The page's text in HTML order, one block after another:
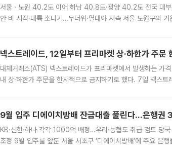
서울ㆍ노원 40.2도 이어 하남 40.8도·광양 40.2도 전국 대
안 비 시작·내륙 소나기…무더위·열대야 지속 서울 노원구의
넥스트레이드, 12일부터 프리마켓 상·하한가 주문
대체거래소(ATS) 넥스트레이드가 프리마켓에서 발생하는 가
내 상·하한가 주문을 한시적으로 금지하기로 했다. 7일 넥스
9월 입주 디에이치방배 잔금대출 풀린다…은행권
KB·신한·하나 각각 1000억 배정…우리·농협도 취급 검토 당
조정 9월 입주를 앞둔 서울 서초구 ‘디에이치방배’에 주요 은